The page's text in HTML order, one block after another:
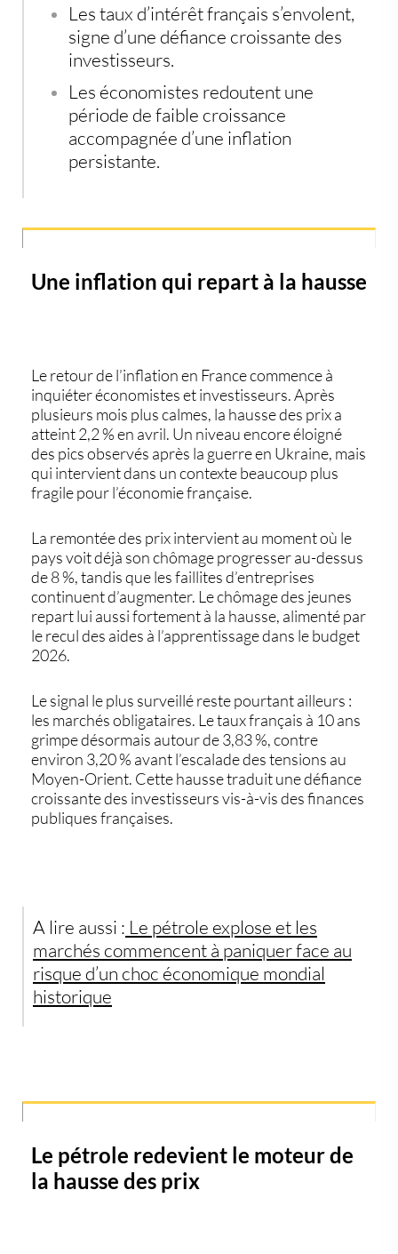
Les taux d’intérêt français s’envolent,
signe d’une défiance croissante des
investisseurs.
Les économistes redoutent une
période de faible croissance
accompagnée d’une inflation
persistante.
Une inflation qui repart à la hausse
Le retour de l’inflation en Francecommence à
inquiéter économistes et investisseurs. Après
plusieurs mois plus calmes, la hausse des prix a
atteint 2,2 % en avril. Un niveau encore éloigné
des pics observés après la guerre en Ukraine, mais
qui intervient dans un contexte beaucoup plus
fragile pour l’économie française.
La remontée des prix intervient au moment où le
pays voit déjà son chômage progresser au-dessus
de 8 %, tandis que les faillites d’entreprises
continuent d’augmenter. Le chômage des jeunes
repart lui aussi fortement à la hausse, alimenté par
le recul des aides à l’apprentissage dans le budget
2026.
Le signal le plus surveillé reste pourtant ailleurs :
les marchés obligataires. Le taux français à 10 ans
grimpe désormais autour de 3,83 %, contre
environ 3,20 % avant l’escalade des tensions au
Moyen-Orient. Cette hausse traduit une défiance
croissante des investisseurs vis-à-vis des finances
publiques françaises.
A lire aussi : Le pétrole explose et les
marchés commencent à paniquer face au
risque d’un choc économique mondial
historique
Le pétrole redevient le moteur de
la hausse des prix